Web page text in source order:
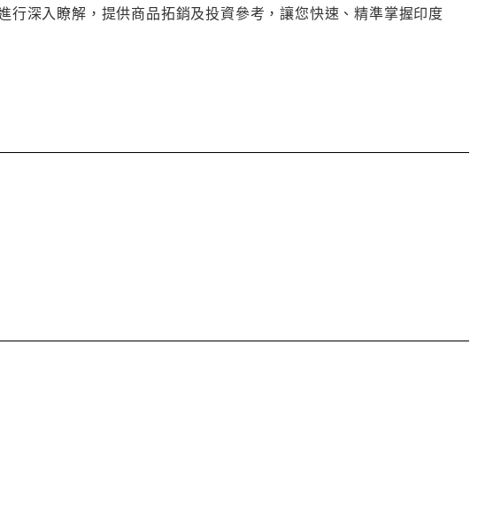
深入瞭解，提供商品拓銷及投資參考，讓您快速、精準掌握印度